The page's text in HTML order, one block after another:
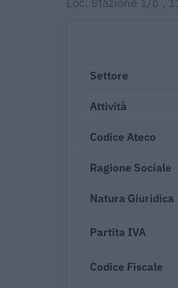
Settore
Attività
Codice Ateco
Ragione Sociale
Natura Giuridica
Partita IVA
Codice Fiscale